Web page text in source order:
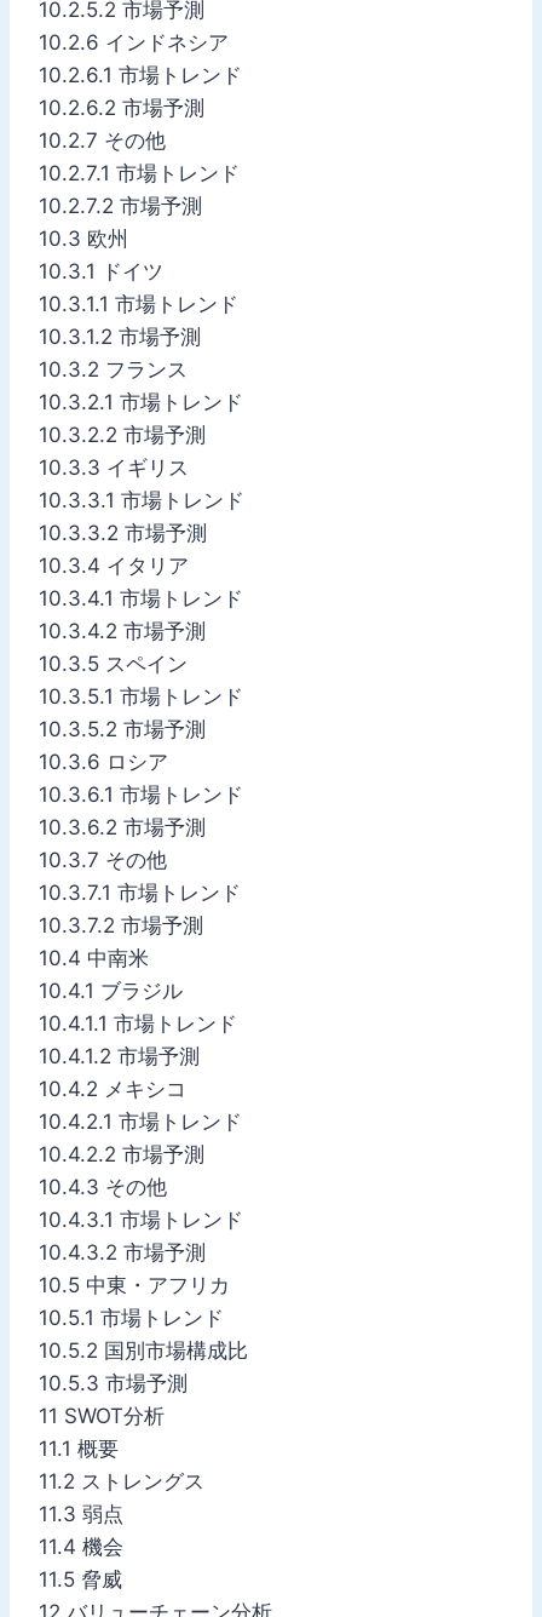
10.2.5.2 市場予測
10.2.6 インドネシア
10.2.6.1 市場トレンド
10.2.6.2 市場予測
10.2.7 その他
10.2.7.1 市場トレンド
10.2.7.2 市場予測
10.3 欧州
10.3.1 ドイツ
10.3.1.1 市場トレンド
10.3.1.2 市場予測
10.3.2 フランス
10.3.2.1 市場トレンド
10.3.2.2 市場予測
10.3.3 イギリス
10.3.3.1 市場トレンド
10.3.3.2 市場予測
10.3.4 イタリア
10.3.4.1 市場トレンド
10.3.4.2 市場予測
10.3.5 スペイン
10.3.5.1 市場トレンド
10.3.5.2 市場予測
10.3.6 ロシア
10.3.6.1 市場トレンド
10.3.6.2 市場予測
10.3.7 その他
10.3.7.1 市場トレンド
10.3.7.2 市場予測
10.4 中南米
10.4.1 ブラジル
10.4.1.1 市場トレンド
10.4.1.2 市場予測
10.4.2 メキシコ
10.4.2.1 市場トレンド
10.4.2.2 市場予測
10.4.3 その他
10.4.3.1 市場トレンド
10.4.3.2 市場予測
10.5 中東・アフリカ
10.5.1 市場トレンド
10.5.2 国別市場構成比
10.5.3 市場予測
11 SWOT分析
11.1 概要
11.2 ストレングス
11.3 弱点
11.4 機会
11.5 脅威
12 バリューチェーン分析